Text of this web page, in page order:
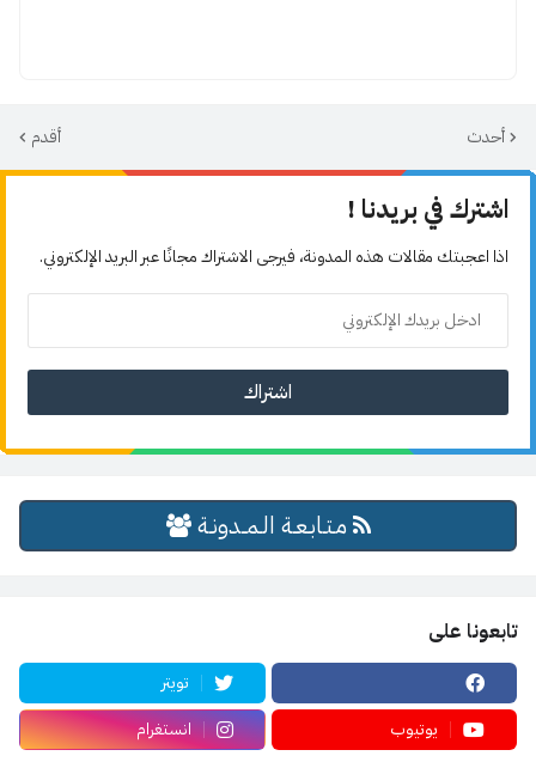
أحدث أقدم
اشترك في بريدنا !
اذا اعجبتك مقالات هذه المدونة، فيرجى الاشتراك مجانًا عبر البريد الإلكتروني.
مـتـابـعـة الـمــدونـة
تابعونا على
تويتر
يوتيوب
انستغرام